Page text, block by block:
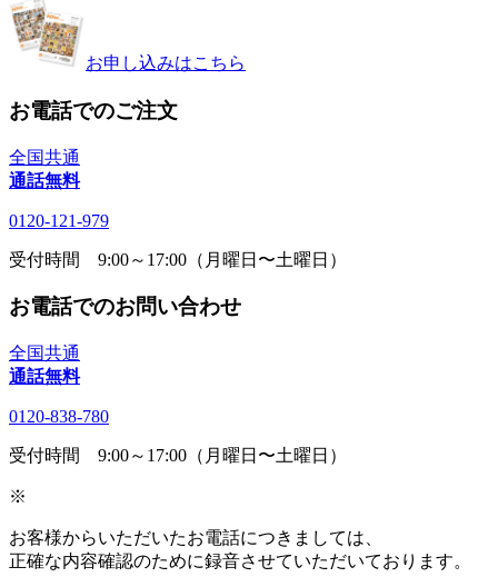
お申し込みはこちら
お電話でのご注文
全国共通
通話無料
0120-121-979
受付時間 9:00～17:00（月曜日〜土曜日）
お電話でのお問い合わせ
全国共通
通話無料
0120-838-780
受付時間 9:00～17:00（月曜日〜土曜日）
※
お客様からいただいたお電話につきましては、
正確な内容確認のために録音させていただいております。